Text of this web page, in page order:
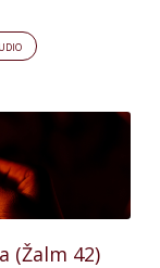
(Žalm 42)